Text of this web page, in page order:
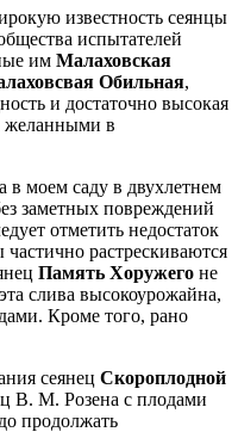
известность сеянцы
испытателей
им Малаховская
Обильная,
и достаточно высокая
желанными в
в моем саду в двухлетнем
заметных повреждений
отметить недостаток
растрескиваются
Память Хоружего не
слива высокоурожайна,
Кроме того, рано
сеянец Скороплодной
В. М. Розена с плодами
продолжать